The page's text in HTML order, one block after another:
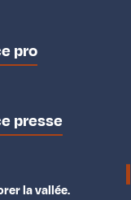
pro
presse
la vallée.